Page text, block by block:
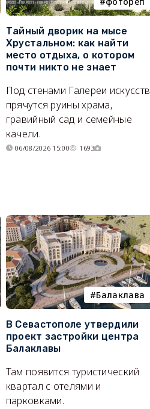
Тайный дворик на мысе
Хрустальном: как найти
место отдыха, о котором
почти никто не знает
Под стенами Галереи искусств
прячутся руины храма,
гравийный сад и семейные
качели.
06/08/2026 15:00 1693
Балаклава
В Севастополе утвердили
проект застройки центра
Балаклавы
Там появится туристический
квартал с отелями и
парковками.